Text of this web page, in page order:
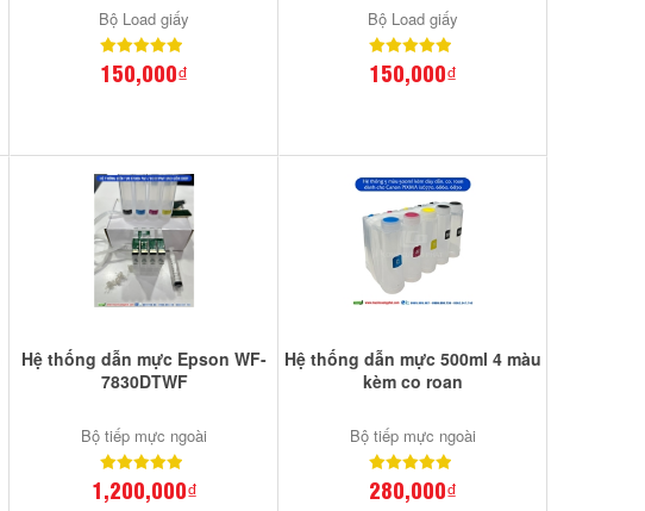
Bộ Load giấy
150,000₫
Bộ Load giấy
150,000₫
Hệ thống dẫn mực Epson WF-
7830DTWF
Bộ tiếp mực ngoài
1,200,000₫
Hệ thống dẫn mực 500ml 4 màu
kèm co roan
Bộ tiếp mực ngoài
280,000₫